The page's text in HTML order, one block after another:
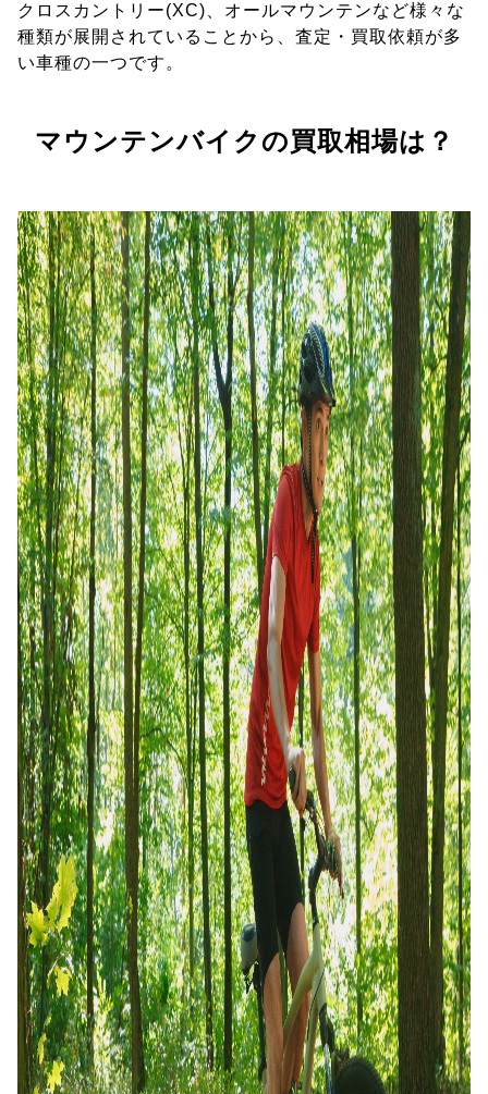
クロスカントリー(XC)、オールマウンテンなど様々な
種類が展開されていることから、査定・買取依頼が多
い車種の一つです。
マウンテンバイクの買取相場は？